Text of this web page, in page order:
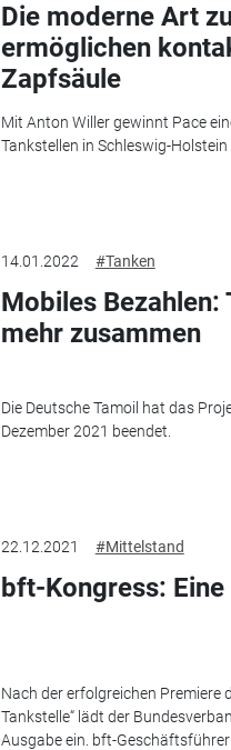
Die moderne Art
ermöglichen
Zapfsäule
Mit Anton Willer gewinnt Pace
Tankstellen in Schleswig-
14.01.2022 #Tanken
Mobiles Bezahlen:
mehr zusammen
Die Deutsche Tamoil hat das
Dezember 2021 beendet.
22.12.2021 #Mittelstand
bft-Kongress:
Nach der erfolgreichen Premiere
Tankstelle“ lädt der
Ausgabe ein. bft-Geschäftsführer